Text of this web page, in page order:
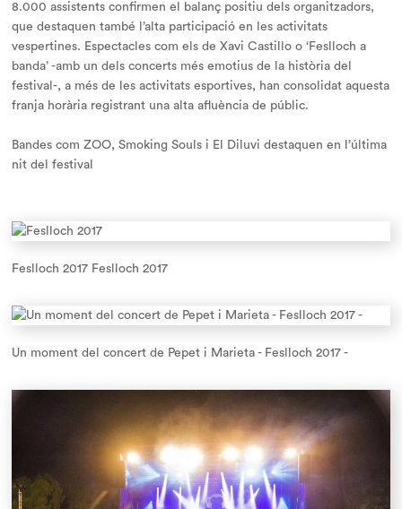
8.000 assistents confirmen el balanç positiu dels organitzadors,
que destaquen també l’alta participació en les activitats
vespertines. Espectacles com els de Xavi Castillo o ‘Feslloch a
banda’ -amb un dels concerts més emotius de la història del
festival-, a més de les activitats esportives, han consolidat aquesta
franja horària registrant una alta afluència de públic.
Bandes com ZOO, Smoking Souls i El Diluvi destaquen en l’última
nit del festival
Feslloch 2017 Feslloch 2017
Un moment del concert de Pepet i Marieta - Feslloch 2017 -